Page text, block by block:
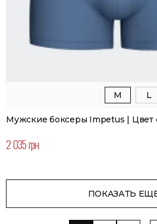
M L
Мужские боксеры Impetus | Цвет
2 035 грн
ПОКАЗАТЬ